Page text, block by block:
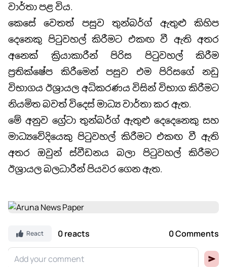
වාර්තා පළ විය.
කෙසේ වෙතත් පසුව තුන්බර්ග් ඇතුළු කිහිප
දෙනෙකු පිටුවහල් කිරීමට එකඟ වී ඇති අතර
අනෙක් ක්‍රියාකාරීන් පිරිස පිටුවහල් කිරීම
ප්‍රතික්ෂේප කිරීමෙන් පසුව එම පිරිසගේ නඩු
විභාගය ඊශ්‍රායල අධිකරණය විසින් විභාග කිරීමට
නියමිත බවත් විදෙස් මාධ්‍ය වාර්තා කර ඇත.
මේ අනුව ග්‍රේටා තුන්බර්ග් ඇතුළු දෙදෙනෙකු සහ
මාධ්‍යවේදියෙකු පිටුවහල් කිරීමට එකඟ වී ඇති
අතර ඔවුන් ස්වීඩනය බලා පිටුවහල් කිරීමට
ඊශ්‍රායල බලධාරීන් පියවර ගෙන ඇත.
React 0 reacts 0 Comments